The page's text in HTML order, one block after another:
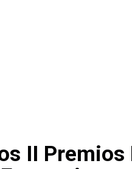
II Premios